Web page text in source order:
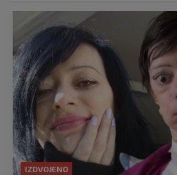
IZDVOJENO